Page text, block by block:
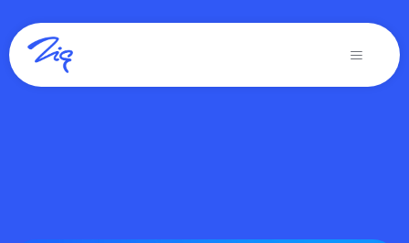
naar
inhoud
Toggle